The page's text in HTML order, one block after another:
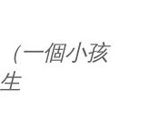
一個小孩